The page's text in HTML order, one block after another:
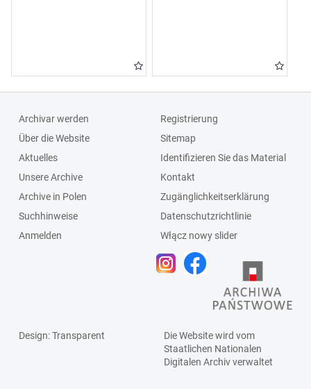
Archivar werden
Über die Website
Aktuelles
Unsere Archive
Archive in Polen
Suchhinweise
Anmelden
Registrierung
Sitemap
Identifizieren Sie das Material
Kontakt
Zugänglichkeitserklärung
Datenschutzrichtlinie
Włącz nowy slider
Design: Transparent
Die Website wird vom
Staatlichen Nationalen
Digitalen Archivverwaltet